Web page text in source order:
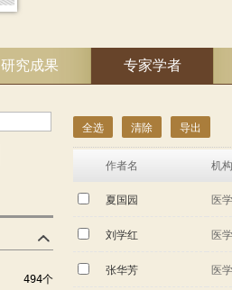
研究成果 专家学者
494个
全选 清除 导出
作者名 机
夏国园 医
刘学红 医
张华芳 医